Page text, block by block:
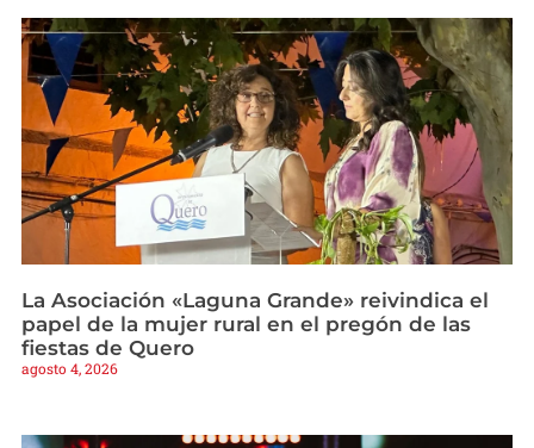
La Asociación «Laguna Grande» reivindica el
papel de la mujer rural en el pregón de las
fiestas de Quero
agosto 4, 2026